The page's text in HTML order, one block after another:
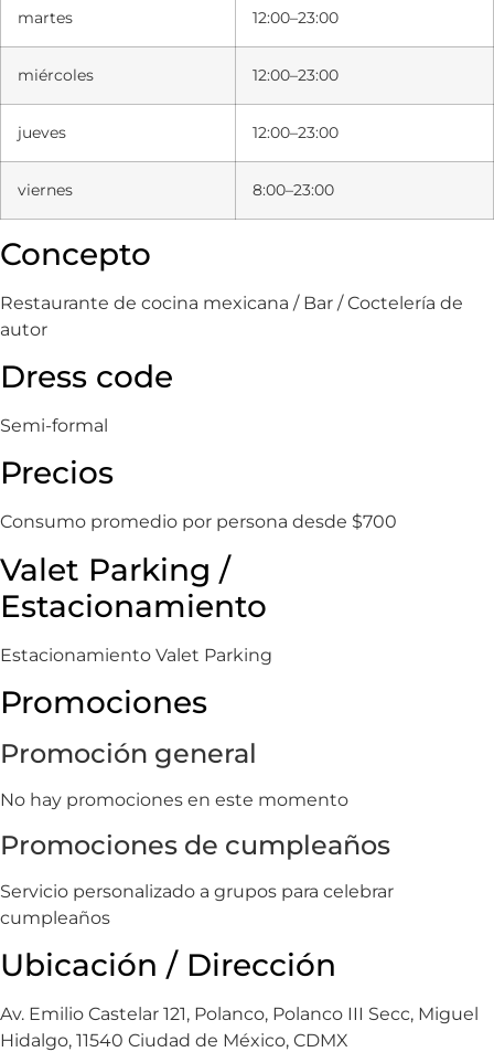
martes 12:00–23:00
miércoles 12:00–23:00
jueves 12:00–23:00
viernes 8:00–23:00
Concepto
Restaurante de cocina mexicana / Bar / Coctelería de
autor
Dress code
Semi-formal
Precios
Consumo promedio por persona desde $700
Valet Parking /
Estacionamiento
Estacionamiento Valet Parking
Promociones
Promoción general
No hay promociones en este momento
Promociones de cumpleaños
Servicio personalizado a grupos para celebrar
cumpleaños
Ubicación / Dirección
Av. Emilio Castelar 121, Polanco, Polanco III Secc, Miguel
Hidalgo, 11540 Ciudad de México, CDMX